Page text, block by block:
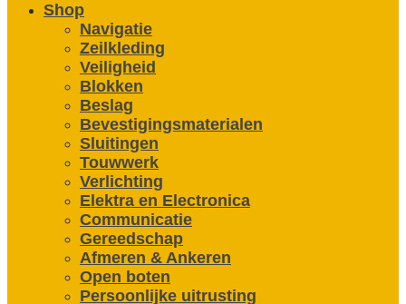
Shop
Navigatie
Zeilkleding
Veiligheid
Blokken
Beslag
Bevestigings­­materialen
Sluitingen
Touwwerk
Verlichting
Elektra en Electronica
Communicatie
Gereedschap
Afmeren & Ankeren
Open boten
Persoonlijke uitrusting